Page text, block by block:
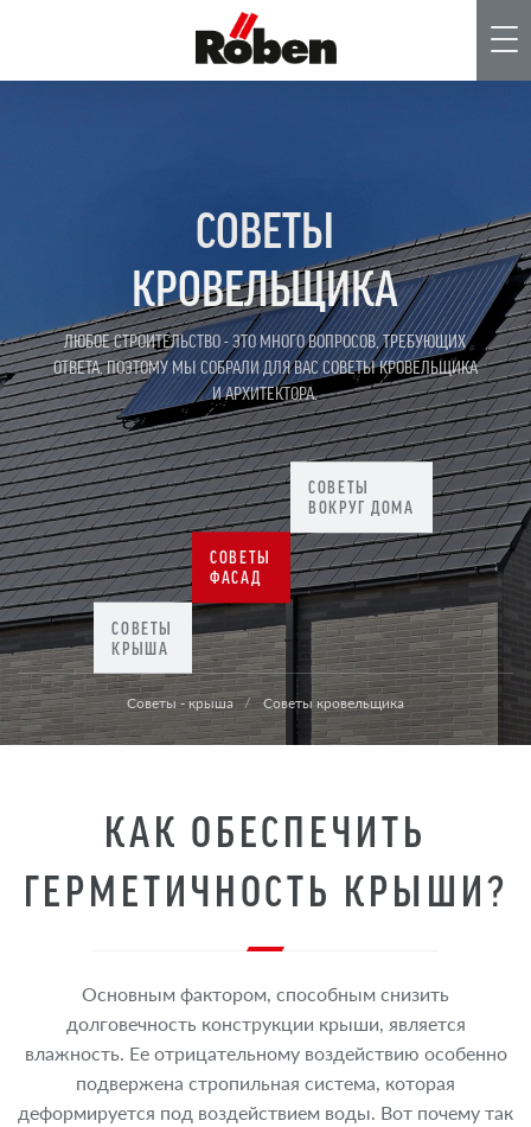
СОВЕТЫ
КРОВЕЛЬЩИКА
ЛЮБОЕ СТРОИТЕЛЬСТВО - ЭТО МНОГО ВОПРОСОВ, ТРЕБУЮЩИХ
ОТВЕТА. ПОЭТОМУ МЫ СОБРАЛИ ДЛЯ ВАС СОВЕТЫ КРОВЕЛЬЩИКА
И АРХИТЕКТОРА.
СОВЕТЫ
КРЫША
СОВЕТЫ
ФАСАД
СОВЕТЫ
ВОКРУГ ДОМА
Советы - крыша Советы кровельщика
КАК ОБЕСПЕЧИТЬ
ГЕРМЕТИЧНОСТЬ КРЫШИ?
Основным фактором, способным снизить
долговечность конструкции крыши, является
влажность. Ее отрицательному воздействию особенно
подвержена стропильная система, которая
деформируется под воздействием воды. Вот почему так